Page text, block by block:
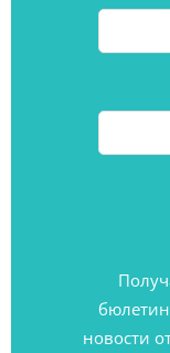
новости